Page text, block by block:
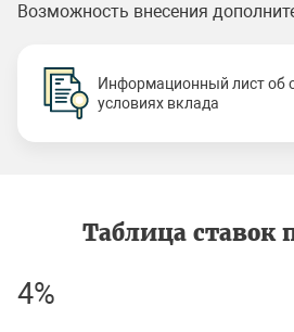
Возможность внесения
Информационный лист об
условиях вклада
Таблица ставок
4%